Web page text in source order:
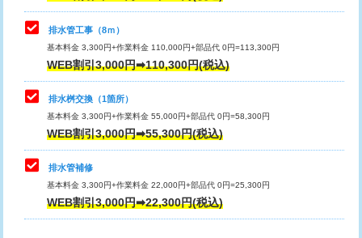
マス交換（深さ50㎝未満）
マス交換（深さ50㎝以上）
コンクリート斫り（厚さ10㎝まで）
コンクリート斫り（厚さ10㎝超え）
モルタル補修（厚さ10㎝まで）
モルタル補修（厚さ10㎝超え）
その他部品の脱着
交換・取付（タンク）
交換・取付(単水栓（壁付・デッキ
式）)
交換・取付(混合水栓（壁付・デッキ
式・ワンホール）)
16,500円+材料費
交換・取付(排水栓・排水トラップ
排水管工事（8ｍ）
基本料金 3,300円+作業料金 110,000円+部品代 0円=113,300円
WEB割引3,000円➡110,300円(税込)
排水桝交換（1箇所）
基本料金 3,300円+作業料金 55,000円+部品代 0円=58,300円
WEB割引3,000円➡55,300円(税込)
排水管補修
基本料金 3,300円+作業料金 22,000円+部品代 0円=25,300円
WEB割引3,000円➡22,300円(税込)